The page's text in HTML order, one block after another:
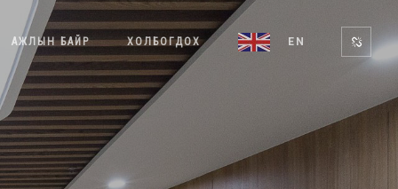
АЖЛЫН БАЙР ХОЛБОГДОХ EN